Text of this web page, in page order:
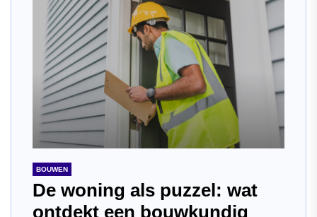
BOUWEN
De woning als puzzel: wat
ontdekt een bouwkundig